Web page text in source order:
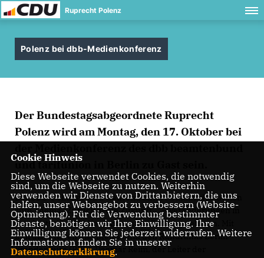
Ruprecht Polenz
Polenz bei dbb-Medienkonferenz
Der Bundestagsabgeordnete Ruprecht
Polenz wird am Montag, den 17. Oktober bei
und tarifunion in Berlin zu Gast sein.
Der CDU-Politiker wird während einer Podiumsdiskussion
zum Thema „Zurück in die Zukunft … – Veränderungen in
der deutschen Medienlandschaft“ Stellung nehmen. Mit
ihm diskutieren die Intendantin den Rundfunks Berlin-
Brandenburg (RBB), Dagmar Reim, der Leiter der
Cookie Hinweis
Diese Webseite verwendet Cookies, die notwendig
sind, um die Webseite zu nutzen. Weiterhin
verwenden wir Dienste von Drittanbietern, die uns
helfen, unser Webangebot zu verbessern (Website-
Optmierung). Für die Verwendung bestimmter
Dienste, benötigen wir Ihre Einwilligung. Ihre
Einwilligung können Sie jederzeit widerrufen. Weitere
Informationen finden Sie in unserer
Datenschutzerklärung.